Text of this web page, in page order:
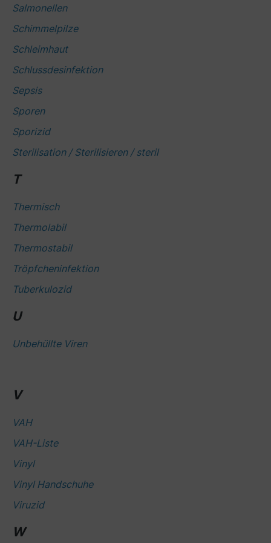
Salmonellen
Schimmelpilze
Schleimhaut
Schlussdesinfektion
Sepsis
Sporen
Sporizid
Sterilisation / Sterilisieren / steril
T
Thermisch
Thermolabil
Thermostabil
Tröpfcheninfektion
Tuberkulozid
U
Unbehüllte Viren
V
VAH
VAH-Liste
Vinyl
Vinyl Handschuhe
Viruzid
W